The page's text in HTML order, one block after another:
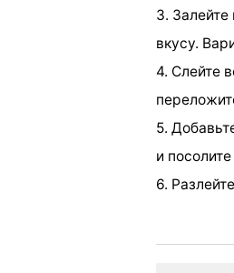
3.
вкусу.
4. Слейте
5.
и
6.